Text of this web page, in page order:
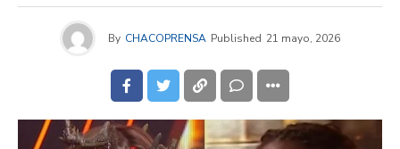
By CHACOPRENSA Published 21 mayo, 2026